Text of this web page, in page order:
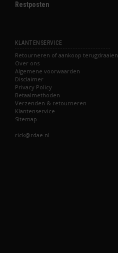
Restposten
KLANTENSERVICE
Retourneren of aankoop terugdraaien
Over ons
Algemene voorwaarden
Disclaimer
Privacy Policy
Betaalmethoden
Verzenden & retourneren
Klantenservice
Sitemap
rick@rdae.nl